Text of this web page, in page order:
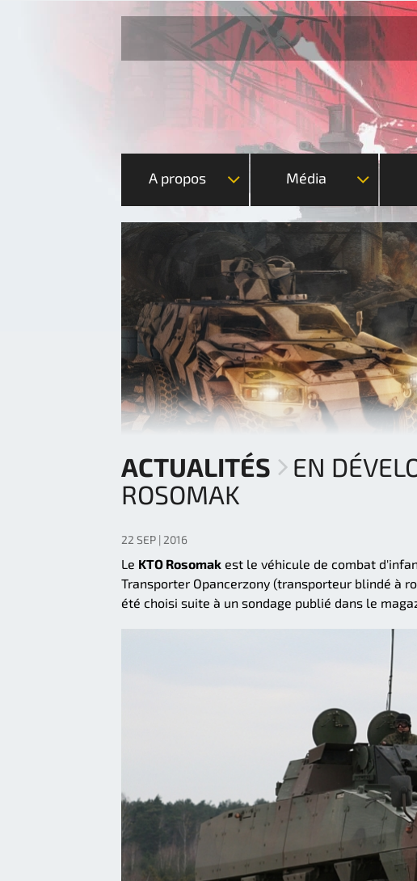
A propos Média
ACTUALITÉS
EN
ROSOMAK
22 SEP | 2016
Le KTO Rosomak est le véhicule de combat
Transporter Opancerzony (transporteur blindé à
été choisi suite à un sondage publié dans le